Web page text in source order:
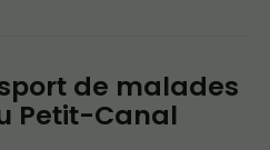
de malades
Petit-Canal